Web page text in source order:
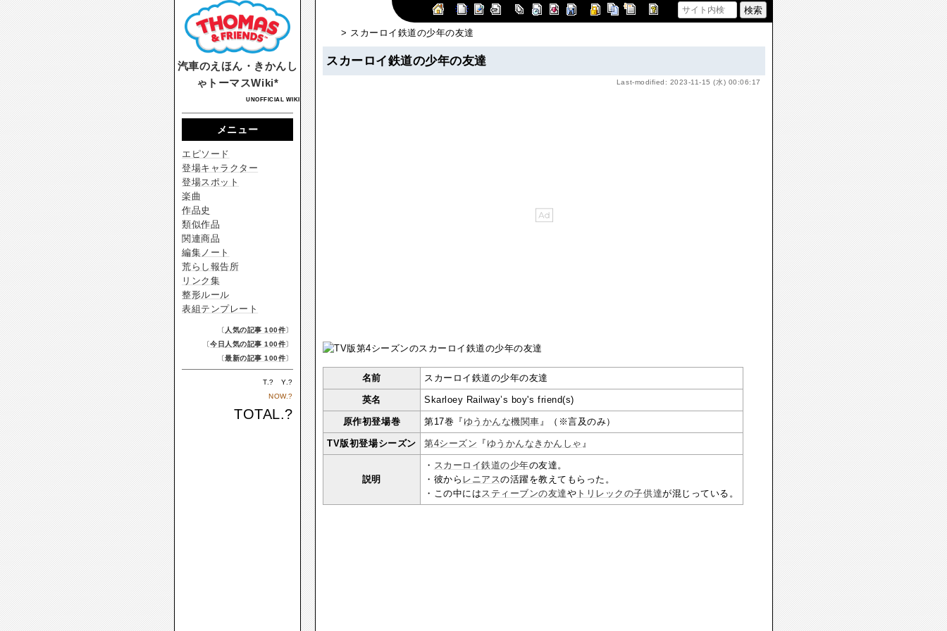
汽車のえほん・きかんし
ゃトーマスWiki*
UNOFFICIAL WIKI
> スカーロイ鉄道の少年の友達
スカーロイ鉄道の少年の友達
Last-modified: 2023-11-15 (水) 00:06:17
名前 スカーロイ鉄道の少年の友達
英名 Skarloey Railway’s boy's friend(s)
原作初登場巻 第17巻『ゆうかんな機関車 』（※言及のみ）
TV版初登場シーズン 第4シーズン 『ゆうかんなきかんしゃ 』
説明
・ スカーロイ鉄道の少年の友達。
・彼から レニアスの活躍を教えてもらった。
・この中には スティーブンの友達や トリレックの子供達が混じっている。
メニュー
エピソード
登場キャラクター
登場スポット
楽曲
作品史
類似作品
関連商品
編集ノート
荒らし報告所
リンク集
整形ルール
表組テンプレート
〔 人気の記事 100件〕
〔今日人気の記事 100件〕
〔最新の記事 100件〕
T.? Y.?
NOW.?
TOTAL.?